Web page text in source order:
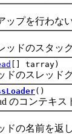
を行わない
のスタック
[] tarray)
スレッドグ
()
コンテキスト
名前を返し